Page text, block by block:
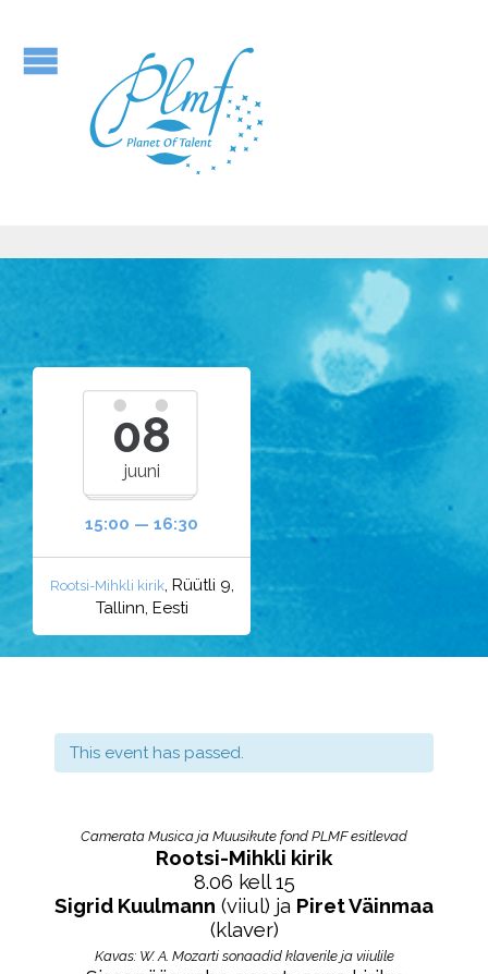
08
juuni
15:00 — 16:30
Rootsi-Mihkli kirik, Rüütli 9,
Tallinn, Eesti
This event has passed.
Camerata Musica ja Muusikute fond PLMF esitlevad
Rootsi-Mihkli kirik
8.06 kell 15
Sigrid Kuulmann (viiul) ja Piret Väinmaa
(klaver)
Kavas: W. A. Mozarti sonaadid klaverile ja viiulile